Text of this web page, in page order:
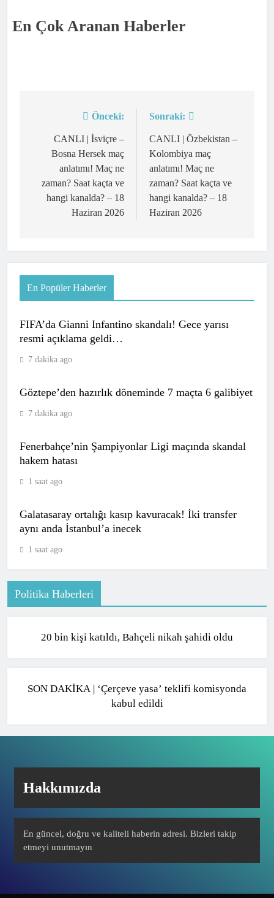
Politika Haberleri
20 bin kişi katıldı, Bahçeli nikah şahidi oldu
SON DAKİKA | ‘Çerçeve yasa’ teklifi komisyonda
kabul edildi
En Çok Aranan Haberler
gezinmesi
Önceki:
CANLI | İsviçre –
Bosna Hersek maç
anlatımı! Maç ne
zaman? Saat kaçta ve
hangi kanalda? – 18
Haziran 2026
Sonraki:
CANLI | Özbekistan –
Kolombiya maç
anlatımı! Maç ne
zaman? Saat kaçta ve
hangi kanalda? – 18
Haziran 2026
En Popüler Haberler
FIFA’da Gianni Infantino skandalı! Gece yarısı
resmi açıklama geldi…
7 dakika ago
Göztepe’den hazırlık döneminde 7 maçta 6 galibiyet
7 dakika ago
Fenerbahçe’nin Şampiyonlar Ligi maçında skandal
hakem hatası
1 saat ago
Galatasaray ortalığı kasıp kavuracak! İki transfer
aynı anda İstanbul’a inecek
1 saat ago
Hakkımızda
En güncel, doğru ve kaliteli haberin adresi. Bizleri takip
etmeyi unutmayın